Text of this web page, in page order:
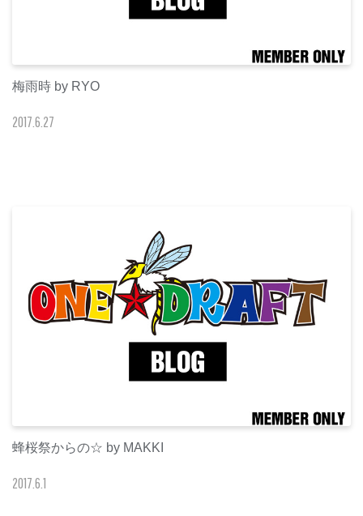
梅雨時 by RYO
20176 27
蜂桜祭からの☆ by MAKKI
2017.6.1